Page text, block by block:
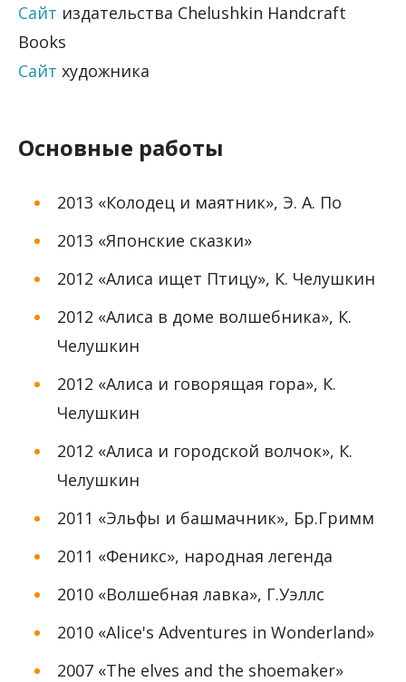
Сайт издательства Chelushkin Handcraft
Books
Сайт художника
Основные работы
2013 «Колодец и маятник», Э. А. По
2013 «Японские сказки»
2012 «Алиса ищет Птицу», К. Челушкин
2012 «Алиса в доме волшебника», К.
Челушкин
2012 «Алиса и говорящая гора», К.
Челушкин
2012 «Алиса и городской волчок», К.
Челушкин
2011 «Эльфы и башмачник», Бр.Гримм
2011 «Феникс», народная легенда
2010 «Волшебная лавка», Г.Уэллс
2010 «Alice's Adventures in Wonderland»
2007 «The elves and the shoemaker»